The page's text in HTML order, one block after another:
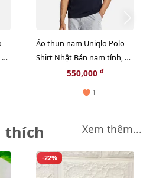
Áo thun nam Uniqlo Polo
Shirt Nhật Bản nam tính, 69
Navy size L550,000 đ
1
thích Xem thêm...
-22%